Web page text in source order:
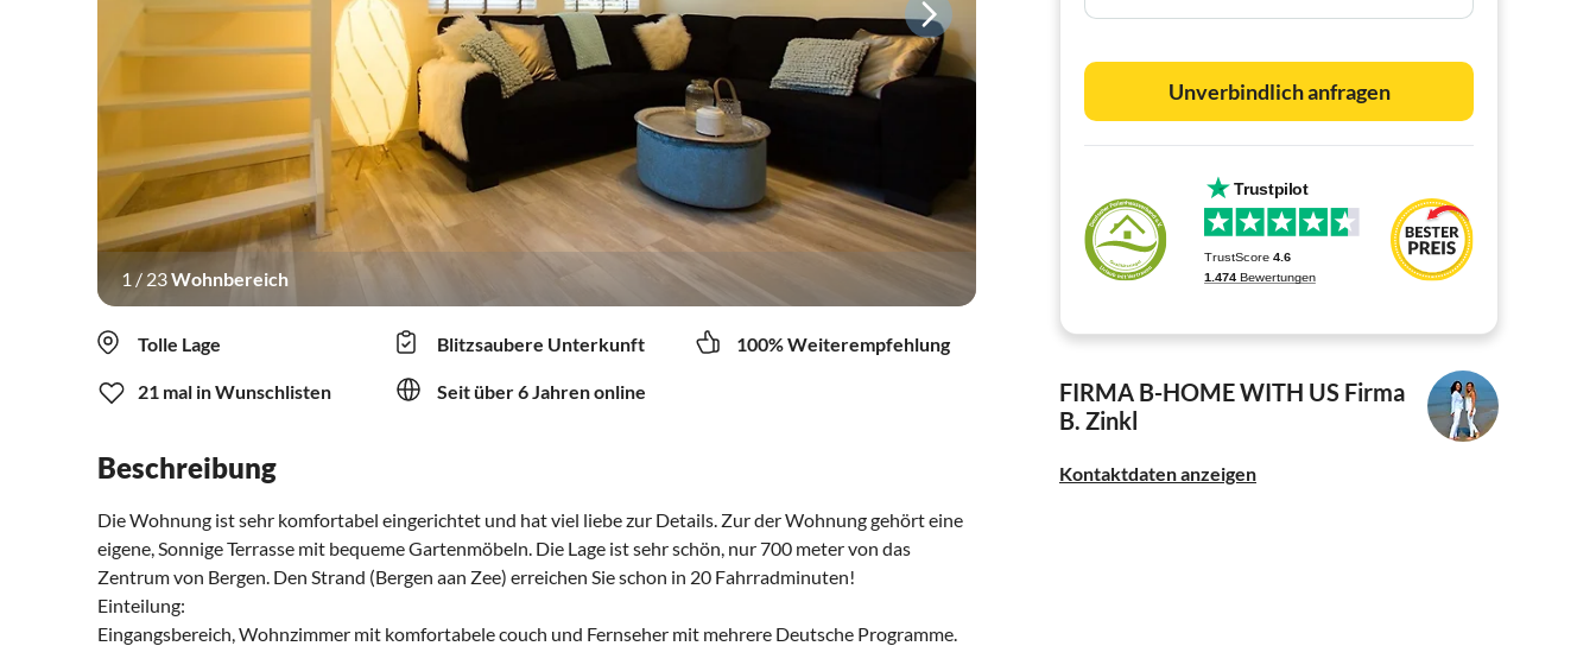
1 / 23Wohnbereich
Tolle Lage Blitzsaubere Unterkunft 100% Weiterempfehlung
21 mal in Wunschlisten Seit über 6 Jahren online
Beschreibung
Die Wohnung ist sehr komfortabel eingerichtet und hat viel liebe zur Details. Zur der Wohnung gehört eine
eigene, Sonnige Terrasse mit bequeme Gartenmöbeln. Die Lage ist sehr schön, nur 700 meter von das
Zentrum von Bergen. Den Strand (Bergen aan Zee) erreichen Sie schon in 20 Fahrradminuten!
Einteilung:
Eingangsbereich, Wohnzimmer mit komfortabele couch und Fernseher mit mehrere Deutsche Programme.
Unverbindlich anfragen
FIRMA B-HOME WITH US Firma
B. Zinkl
Kontaktdaten anzeigen